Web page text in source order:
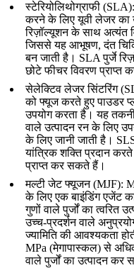
स्टेरियोलिथोग्राफी (SLA)
करने के लिए यूवी लेजर का
रिज़ॉल्यूशन के साथ अत्यंत
जिससे यह आभूषण, दंत
बन जाती है। SLA पुर्जे
छोटे फीचर विवरण प्राप्त
सेलेक्टिव लेजर सिंटरिंग
को फ्यूज करते हुए पाउडर
उपयोग करता है। यह
वाले उत्पादन रन के लिए
के लिए जानी जाती है।
यांत्रिक शक्ति प्रदान
प्राप्त कर सकते हैं।
मल्टी जेट फ्यूजन (MJF):
के लिए एक बाइंडिंग एजेंट
गुणों वाले पुर्जों का त्वरित
उच्च-प्रदर्शन वाले
ज्यामिति की आवश्यकता
MPa (मेगापास्कल) से
वाले पुर्जों का उत्पादन कर